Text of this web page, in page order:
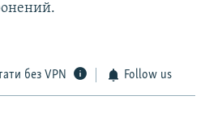
без VPN Follow us